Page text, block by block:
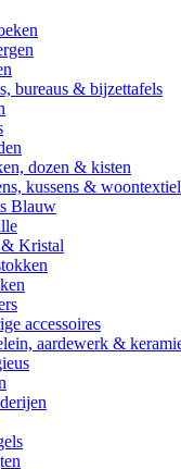
bureaus & bijzettafels
dozen & kisten
kussens & woontextiel
Blauw
Kristal
accessoires
aardewerk &